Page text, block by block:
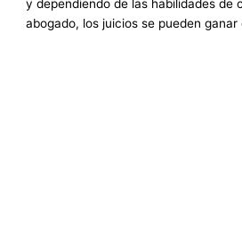
y dependiendo de las habilidades de
abogado, los juicios se pueden ganar